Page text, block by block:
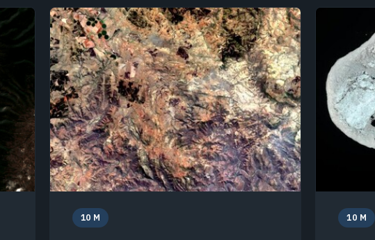
10 M 10 M